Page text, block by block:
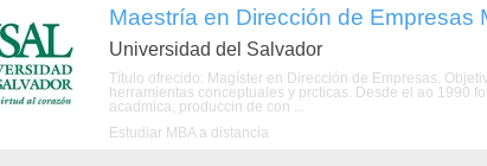
Maestría en Dirección de Empresas
Universidad del Salvador
Título ofrecido: Magíster en Dirección de Empresas.
herramientas conceptuales y prcticas. Desde el ao 1990
acadmica, produccin de con ...
Estudiar MBA a distancia